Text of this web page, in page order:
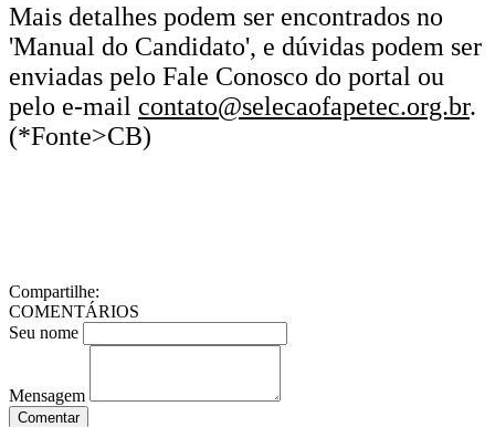
Mais detalhes podem ser encontrados no
'Manual do Candidato', e dúvidas podem ser
enviadas pelo Fale Conosco do portal ou
pelo e-mail contato@selecaofapetec.org.br.
(*Fonte>CB)
Compartilhe:
COMENTÁRIOS
Seu nome
Mensagem
Comentar